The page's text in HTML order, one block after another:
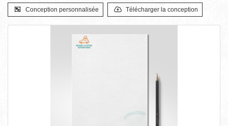
Conception personnalisée Télécharger la conception